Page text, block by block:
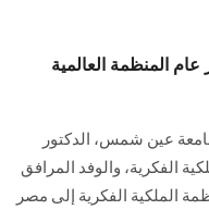
المنظمة العالمية
عين شمس، الدكتور
الفكرية، والوفد المرافق
الملكية الفكرية إلى مصر